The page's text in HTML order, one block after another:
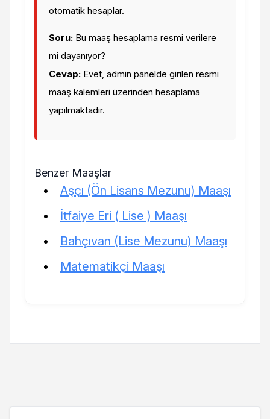
otomatik hesaplar.
Soru: Bu maaş hesaplama resmi verilere
mi dayanıyor?
Cevap: Evet, admin panelde girilen resmi
maaş kalemleri üzerinden hesaplama
yapılmaktadır.
Benzer Maaşlar
Aşçı (Ön Lisans Mezunu) Maaşı
İtfaiye Eri ( Lise ) Maaşı
Bahçıvan (Lise Mezunu) Maaşı
Matematikçi Maaşı